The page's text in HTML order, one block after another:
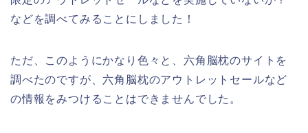
などを調べてみることにしました！
ただ、このようにかなり色々と、六角脳枕のサイトを
調べたのですが、六角脳枕のアウトレットセールなど
の情報をみつけることはできませんでした。